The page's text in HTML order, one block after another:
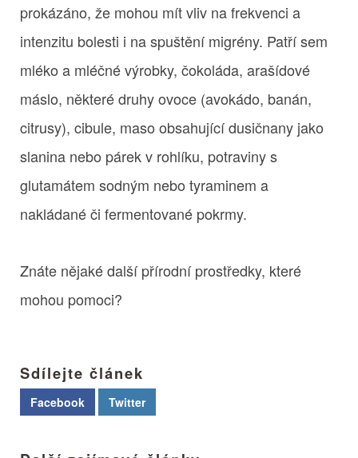
prokázáno, že mohou mít vliv na frekvenci a
intenzitu bolesti i na spuštění migrény. Patří sem
mléko a mléčné výrobky, čokoláda, arašídové
máslo, některé druhy ovoce (avokádo, banán,
citrusy), cibule, maso obsahující dusičnany jako
slanina nebo párek v rohlíku, potraviny s
glutamátem sodným nebo tyraminem a
nakládané či fermentované pokrmy.
Znáte nějaké další přírodní prostředky, které
mohou pomoci?
Sdílejte článek
Facebook Twitter